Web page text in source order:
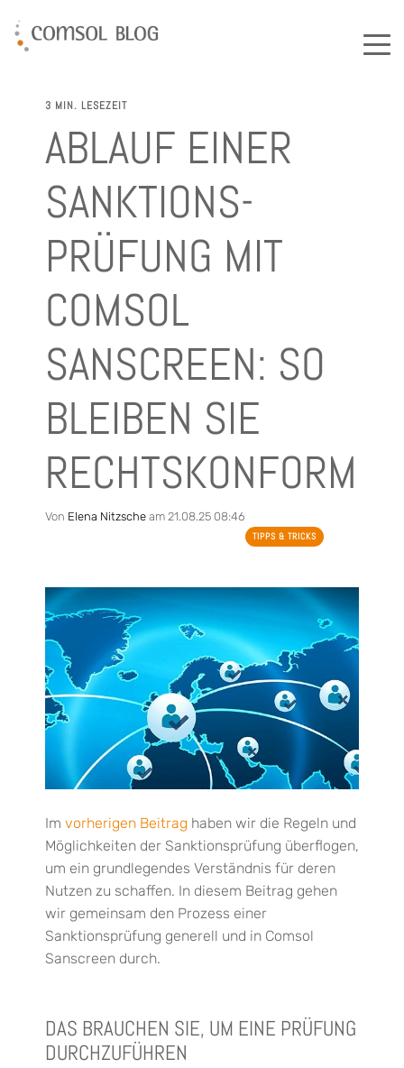
3 MIN. LESEZEIT
ABLAUF EINER
SANKTIONS-
PRÜFUNG MIT
COMSOL
SANSCREEN: SO
BLEIBEN SIE
RECHTSKONFORM
Von Elena Nitzsche am 21.08.25 08:46
TIPPS & TRICKS
Im vorherigen Beitrag haben wir die Regeln und
Möglichkeiten der Sanktionsprüfung überflogen,
um ein grundlegendes Verständnis für deren
Nutzen zu schaffen. In diesem Beitrag gehen
wir gemeinsam den Prozess einer
Sanktionsprüfung generell und in Comsol
Sanscreen durch.
DAS BRAUCHEN SIE, UM EINE PRÜFUNG
DURCHZUFÜHREN